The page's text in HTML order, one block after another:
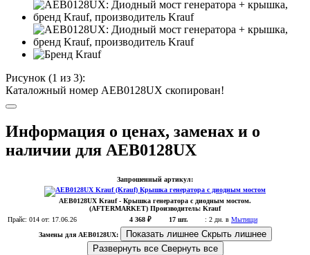
Рисунок (1 из 3):
Каталожный номер AEB0128UX скопирован!
Информация о ценах, заменах и о
наличии для AEB0128UX
Запрошенный артикул:
AEB0128UX Krauf- Крышка генератора с диодным мостом.
(AFTERMARKET) Производитель: Krauf
Прайс: 014 от: 17.06.26 4 368 ₽ 17 шт. : 2 дн. в Мытищи
Замены для AEB0128UX:
Показать лишнее Скрыть лишнее
Развернуть все Свернуть все